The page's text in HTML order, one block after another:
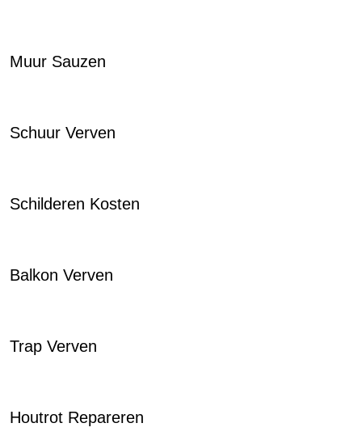
Muur Sauzen
Schuur Verven
Schilderen Kosten
Balkon Verven
Trap Verven
Houtrot Repareren